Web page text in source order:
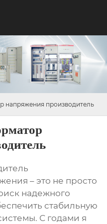
напряжения производитель
– это не просто
надежного
стабильную
С годами я